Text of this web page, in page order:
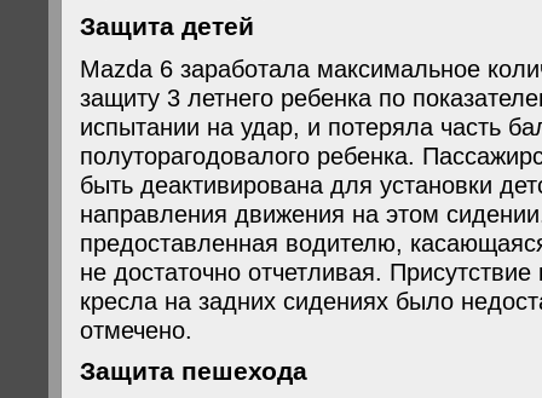
Защита детей
Mazda 6 заработала максимальное
защиту 3 летнего ребенка по
испытании на удар, и потеряла часть
полуторагодовалого ребенка.
быть деактивирована для установки
направления движения на этом
предоставленная водителю,
не достаточно отчетливая. Присутствие
кресла на задних сидениях было
отмечено.
Защита пешехода